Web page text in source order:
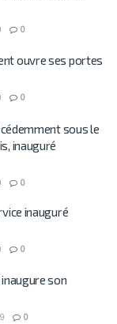
0
ouvre ses portes
0
sous le
inauguré
0
inauguré
0
son
0